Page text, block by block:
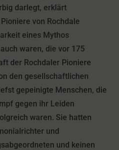
darlegt, erklärt
von Rochdale
eines Mythos
waren, die vor 175
der Rochdaler Pioniere
den gesellschaftlichen
gepeinigte Menschen, die
gegen ihr Leiden
waren. Sie hatten
und
und keinen